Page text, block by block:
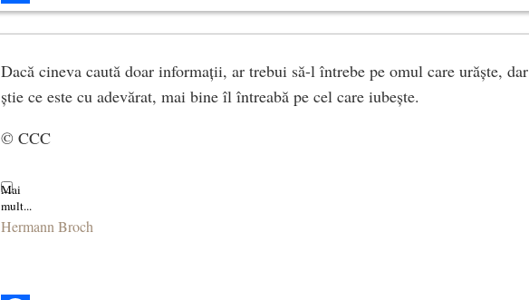
Share
Dacă cineva caută doar informații, ar trebui să-l întrebe pe omul care urăște,
știe ce este cu adevărat, mai bine îl întreabă pe cel care iubește.
© CCC
Hermann Broch